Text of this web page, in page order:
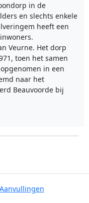
in de
en slechts enkele
heeft een
Veurne. Het dorp
toen het samen
in een
naar het
Beauvoorde bij
Aanvullingen